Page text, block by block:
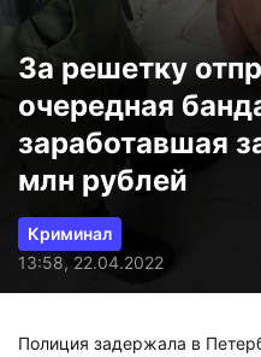
За решетку
очередная
заработавшая
млн рублей
Криминал
13:58, 22.04.2022
Полиция задержала в